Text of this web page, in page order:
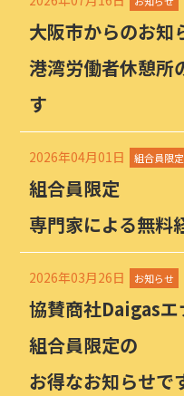
大阪市からのお知
港湾労働者休憩所
す
2026年04月01日 組合員限定
組合員限定
専門家による無料
2026年03月26日 お知らせ
協賛商社Daigasエ
組合員限定の
お得なお知らせで